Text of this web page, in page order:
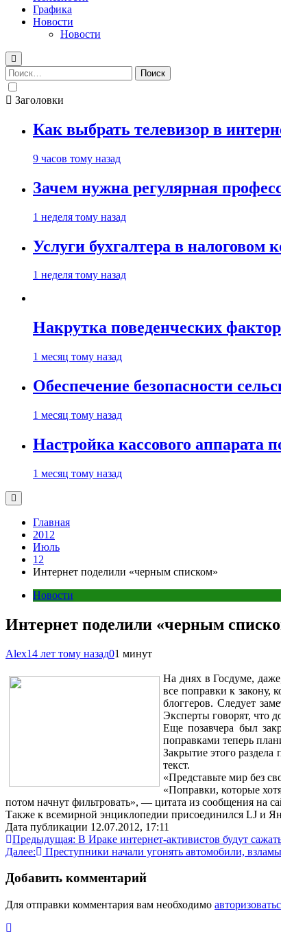
Графика
Новости
Новости
Найти:
Заголовки
Как выбрать телевизор в
9 часов тому назад
Зачем нужна регулярная
1 неделя тому назад
Услуги бухгалтера в налоговом
1 неделя тому назад
Накрутка поведенческих
1 месяц тому назад
Обеспечение безопасности
1 месяц тому назад
Настройка кассового аппарата
1 месяц тому назад
Главная
2012
Июль
12
Интернет поделили «черным списком»
Новости
Интернет поделили «черным
Alex14 лет тому назад01 минут
На днях в Госдуме,
все поправки к закону,
блоггеров. Следует
Эксперты говорят, что
Еще позавчера был
поправками теперь
Закрытие этого
текст.
«Представьте мир без
«Поправки, которые
потом начнут фильтровать», — цитата из сообщения на
Также к всемирной энциклопедии присоединился LJ и
Дата публикации 12.07.2012, 17:11
Навигация
по
записям
Предыдущая: В Ираке интернет-активистов будут
Далее:
Преступники начали угонять автомобили,
Добавить комментарий
Для отправки комментария вам необходимо